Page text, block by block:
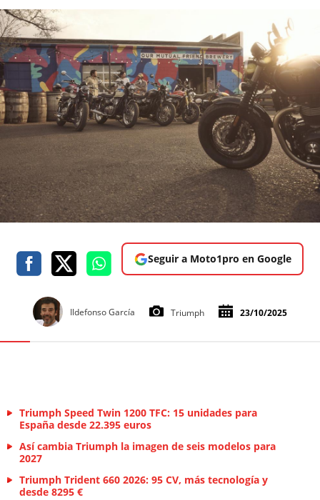
Seguir a Moto1pro en Google
Ildefonso García Triumph 23/10/2025
Triumph Speed Twin 1200 TFC: 15 unidades para
España desde 22.395 euros
Así cambia Triumph la imagen de seis modelos para
2027
Triumph Trident 660 2026: 95 CV, más tecnología y
desde 8295 €